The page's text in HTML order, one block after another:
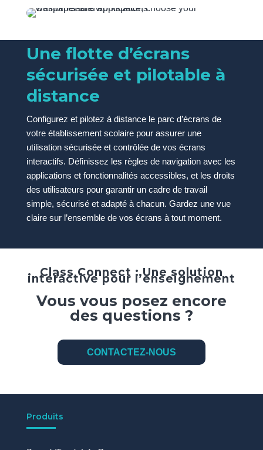
Une flotte d’écrans
sécurisée et pilotable à
distance
Configurez et pilotez à distance le parc d’écrans de
votre établissement scolaire pour assurer une
utilisation sécurisée et contrôlée de vos écrans
interactifs. Définissez les règles de navigation avec les
applications et fonctionnalités accessibles, et les droits
des utilisateurs pour garantir un cadre de travail
simple, sécurisé et adapté à chacun. Gardez une vue
claire sur l’ensemble de vos écrans à tout moment.
Class Connect : Une solution
interactive pour l’enseignement
Vous vous posez encore
des questions ?
CONTACTEZ-NOUS
Produits